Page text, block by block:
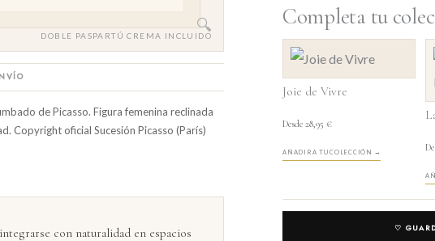
DOBLE PASPARTÚ CREMA INCLUIDO
de Picasso. Figura femenina reclinada
Copyright oficial Sucesión Picasso (París)
con naturalidad en espacios
Completa tu
Joie de Vivre
Desde 28,95 €
AÑADIR A TU COLECCIÓN →
♡